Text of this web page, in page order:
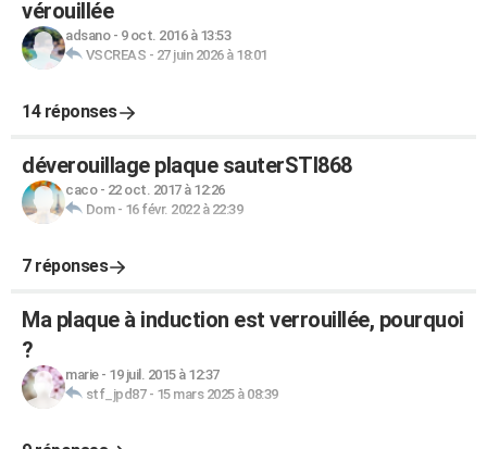
vérouillée
adsano- 9 oct. 2016 à 13:53
VSCREAS - 27 juin 2026 à 18:01
14 réponses
déverouillage plaque sauterSTI868
caco- 22 oct. 2017 à 12:26
Dom- 16 févr. 2022 à 22:39
7 réponses
Ma plaque à induction est verrouillée, pourquoi
?
marie- 19 juil. 2015 à 12:37
stf_jpd87- 15 mars 2025 à 08:39